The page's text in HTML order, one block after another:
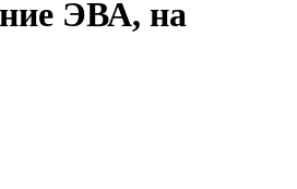
ЭВА, на